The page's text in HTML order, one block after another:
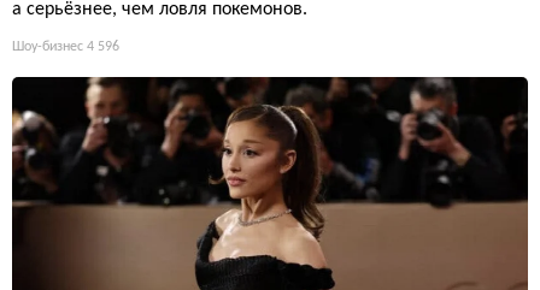
а серьёзнее, чем ловля покемонов.
Шоу-бизнес 4 596